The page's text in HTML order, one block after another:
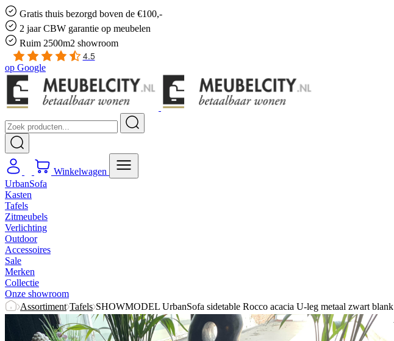
Gratis thuis bezorgd boven de €100,-
2 jaar CBW garantie op meubelen
Ruim 2500m2 showroom
4.5
op Google
Winkelwagen
UrbanSofa
Kasten
Tafels
Zitmeubels
Verlichting
Outdoor
Accessoires
Sale
Merken
Collectie
Onze showroom
Assortiment Tafels SHOWMODEL UrbanSofa sidetable Rocco acacia U-leg metaal zwart blank